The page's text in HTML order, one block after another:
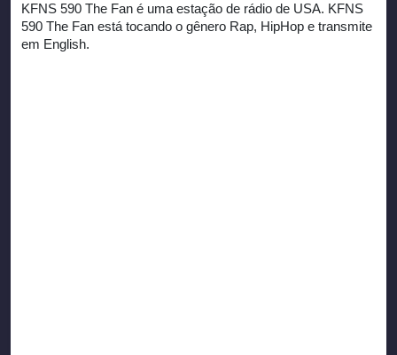
KFNS 590 The Fan é uma estação de rádio de USA. KFNS
590 The Fan está tocando o gênero Rap, HipHop e transmite
em English.